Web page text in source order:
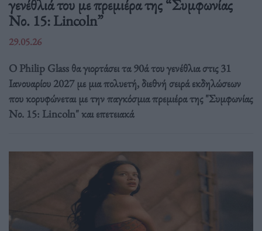
γενέθλιά του με πρεμιέρα της “Συμφωνίας
Νο. 15: Lincoln”
29.05.26
Ο Philip Glass θα γιορτάσει τα 90ά του γενέθλια στις 31
Ιανουαρίου 2027 με μια πολυετή, διεθνή σειρά εκδηλώσεων
που κορυφώνεται με την παγκόσμια πρεμιέρα της "Συμφωνίας
Νο. 15: Lincoln" και επετειακά